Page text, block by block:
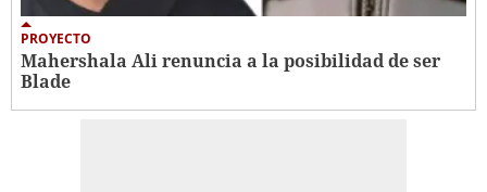
PROYECTO
Mahershala Ali renuncia a la posibilidad de ser
Blade